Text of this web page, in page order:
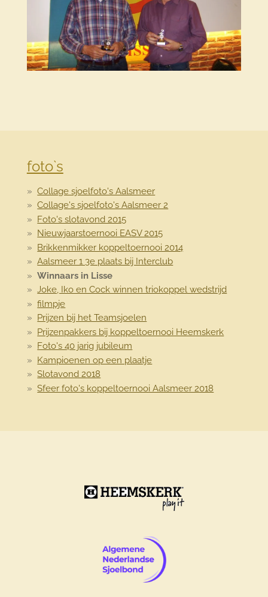
foto`s
Collage sjoelfoto's Aalsmeer
Collage's sjoelfoto's Aalsmeer 2
Foto's slotavond 2015
Nieuwjaarstoernooi EASV 2015
Brikkenmikker koppeltoernooi 2014
Aalsmeer 1 3e plaats bij Interclub
Winnaars in Lisse
Joke, Iko en Cock winnen triokoppel wedstrijd
filmpje
Prijzen bij het Teamsjoelen
Prijzenpakkers bij koppeltoernooi Heemskerk
Foto's 40 jarig jubileum
Kampioenen op een plaatje
Slotavond 2018
Sfeer foto's koppeltoernooi Aalsmeer 2018